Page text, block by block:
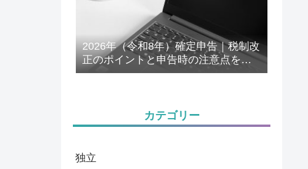
2026年（令和8年）確定申告｜税制改
正のポイントと申告時の注意点をわ
かりやすく解説
カテゴリー
独立